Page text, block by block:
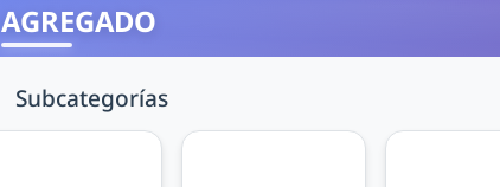
AGREGADO
Subcategorías